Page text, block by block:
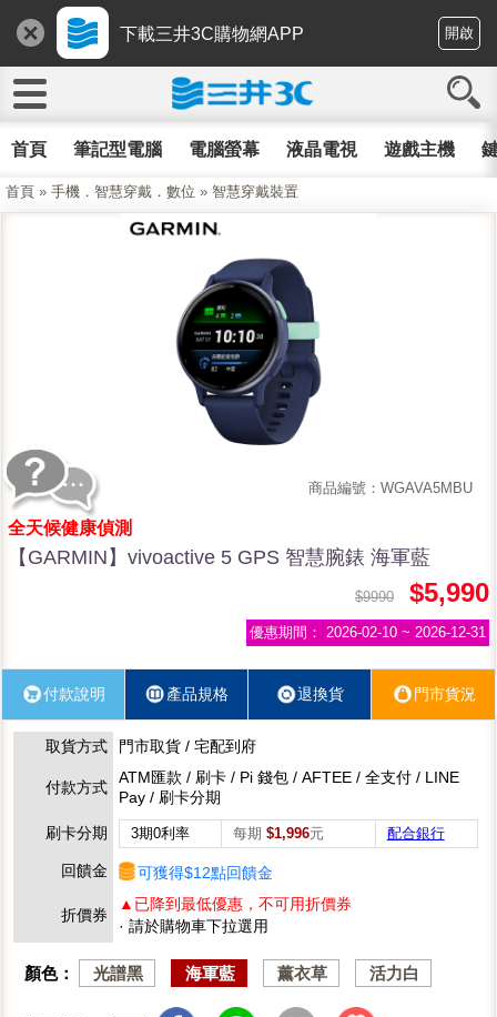
下載三井3C購物網APP 開啟
首頁 筆記型電腦 電腦螢幕 液晶電視 遊戲主機
首頁 » 手機．智慧穿戴．數位 » 智慧穿戴裝置
商品編號：WGAVA5MBU
全天候健康偵測
【GARMIN】vivoactive 5 GPS 智慧腕錶 海軍藍
$9990 $5,990
優惠期間： 2026-02-10 ~ 2026-12-31
付款說明 產品規格 退換貨 門市貨況
取貨方式 門市取貨 / 宅配到府
付款方式
ATM匯款 / 刷卡 / Pi 錢包 / AFTEE / 全支付 / LINE
Pay / 刷卡分期
刷卡分期
3期0利率 每期 $1,996元 配合銀行
回饋金 可獲得$12點回饋金
折價券
▲已降到最低優惠，不可用折價券
· 請於購物車下拉選用
顏色： 光譜黑 海軍藍 薰衣草 活力白